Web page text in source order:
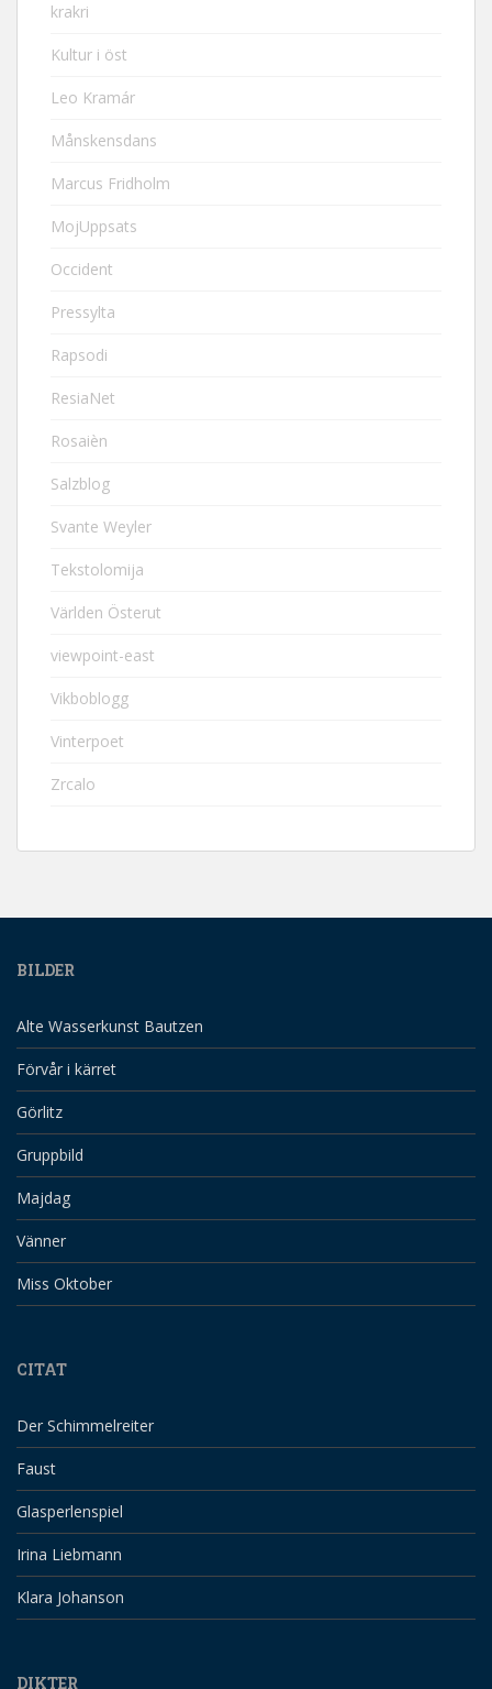
krakri
Kultur i öst
Leo Kramár
Månskensdans
Marcus Fridholm
MojUppsats
Occident
Pressylta
Rapsodi
ResiaNet
Rosaièn
Salzblog
Svante Weyler
Tekstolomija
Världen Österut
viewpoint-east
Vikboblogg
Vinterpoet
Zrcalo
BILDER
Alte Wasserkunst Bautzen
Förvår i kärret
Görlitz
Gruppbild
Majdag
Vänner
Miss Oktober
CITAT
Der Schimmelreiter
Faust
Glasperlenspiel
Irina Liebmann
Klara Johanson
DIKTER